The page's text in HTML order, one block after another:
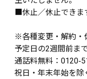
■休止／休止できま
※各種変更・解約・
予定日の2週間前ま
通話料無料：0120-
祝日・年末年始を除